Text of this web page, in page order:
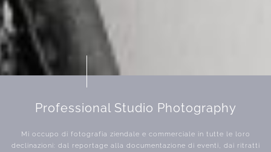
Professional Studio Photography
Mi occupo di fotografia ziendale e commerciale in tutte le loro
declinazioni: dal reportage alla documentazione di eventi, dai ritratti